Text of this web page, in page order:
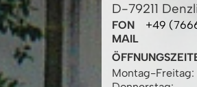
D-79211
FON
+49
MAIL
Montag-Freitag: